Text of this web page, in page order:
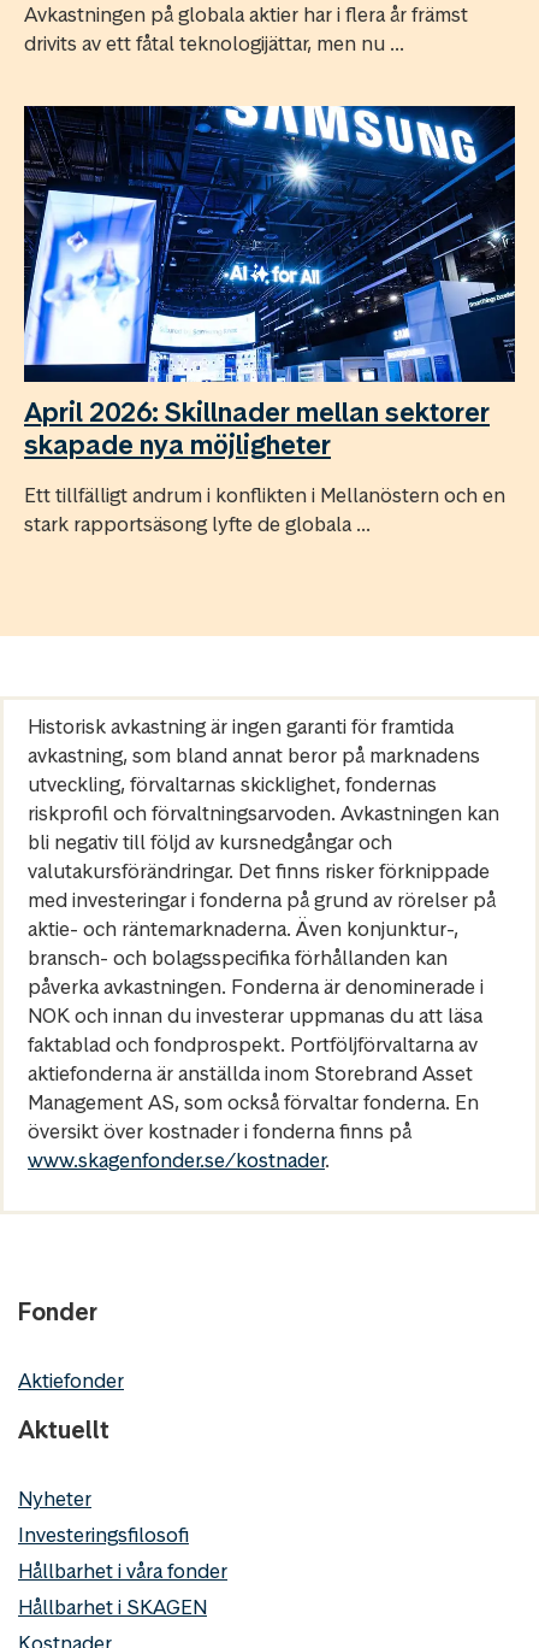
Avkastningen på globala aktier har i flera år främst
drivits av ett fåtal teknologijättar, men nu ...
April 2026: Skillnader mellan sektorer
skapade nya möjligheter
Ett tillfälligt andrum i konflikten i Mellanöstern och en
stark rapportsäsong lyfte de globala ...
Historisk avkastning är ingen garanti för framtida
avkastning, som bland annat beror på marknadens
utveckling, förvaltarnas skicklighet, fondernas
riskprofil och förvaltningsarvoden. Avkastningen kan
bli negativ till följd av kursnedgångar och
valutakursförändringar. Det finns risker förknippade
med investeringar i fonderna på grund av rörelser på
aktie- och räntemarknaderna. Även konjunktur-,
bransch- och bolagsspecifika förhållanden kan
påverka avkastningen. Fonderna är denominerade i
NOK och innan du investerar uppmanas du att läsa
faktablad och fondprospekt. Portföljförvaltarna av
aktiefonderna är anställda inom Storebrand Asset
Management AS, som också förvaltar fonderna. En
översikt över kostnader i fonderna finns på
www.skagenfonder.se/kostnader.
Fonder
Aktiefonder
Aktuellt
Nyheter
Investeringsfilosofi
Hållbarhet i våra fonder
Hållbarhet i SKAGEN
Kostnader